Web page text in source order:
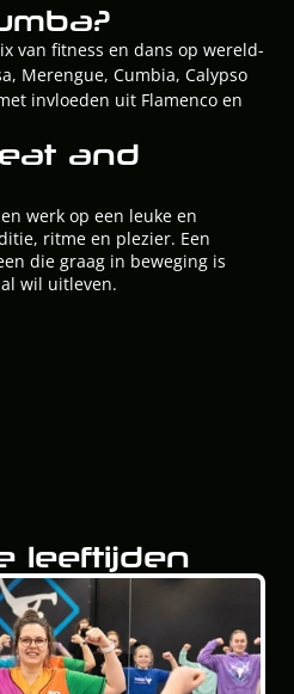
van fitness en dans op wereld-
Merengue, Cumbia, Calypso
invloeden uit Flamenco en
and
werk op een leuke en
ritme en plezier. Een
die graag in beweging is
wil uitleven.
leeftijden